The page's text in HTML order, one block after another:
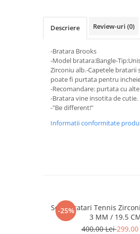
Descriere Review-uri (0)
-Bratara Brooks
-Model bratara:Bangle-
Zirconiu alb.-Capetele
poate fi purtata pentru
-Recomandare: purtata cu
-Bratara vine insotita de cutie.
-"Be different!"
Informatii conformitate
-25%
Set 5 Bratari Tennis
3 MM / 19.5
400,00 Lei299,00